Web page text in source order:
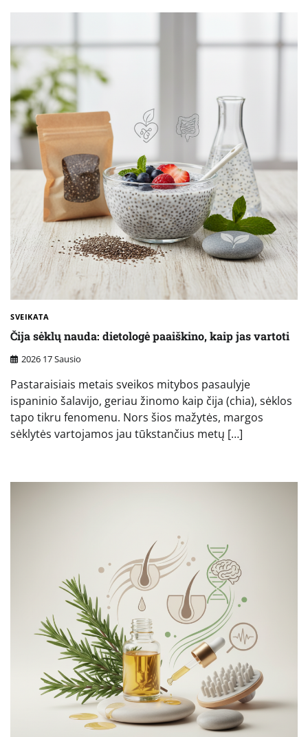
SVEIKATA
Čija sėklų nauda: dietologė paaiškino, kaip jas vartoti
2026 17 Sausio
Pastaraisiais metais sveikos mitybos pasaulyje
ispaninio šalavijo, geriau žinomo kaip čija (chia), sėklos
tapo tikru fenomenu. Nors šios mažytės, margos
sėklytės vartojamos jau tūkstančius metų […]